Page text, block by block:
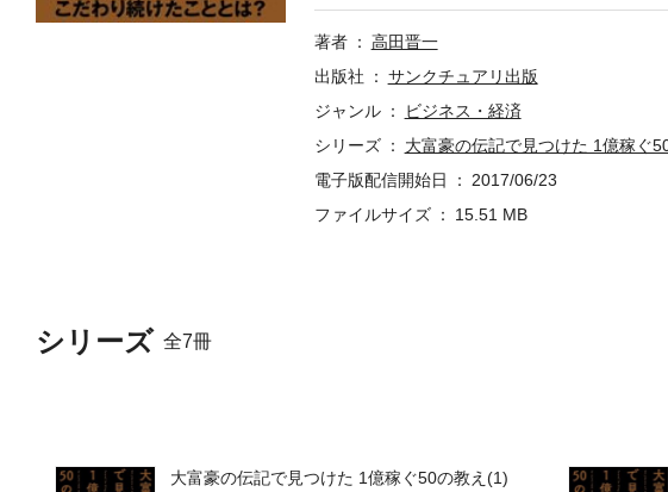
シリーズ 全7冊
大富豪の伝記で見つけた 1億稼ぐ50の教え(1)
敷居の低いアクションに落とし込んで紹介し
柳井正、孫正義、堀江貴文……。 ずば抜けた
大富豪の「マネー」の教え」と同じ内容にな
著者
高田晋一
出版社
サンクチュアリ出版
ジャンル
ビジネス・経済
シリーズ
大富豪の伝記で見つけた 1億稼ぐ
電子版配信開始日
2017/06/23
ファイルサイズ
15.51 MB